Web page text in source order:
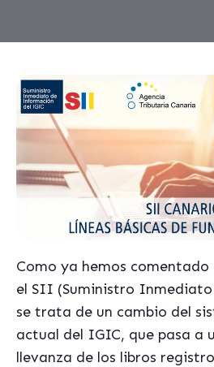
Como ya hemos
el SII (Suministro
se trata de un cambio del
actual del IGIC, que pasa a
llevanza de los libros